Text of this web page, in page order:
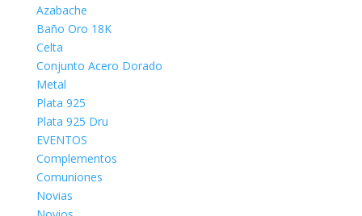
Azabache
Baño Oro 18K
Celta
Conjunto Acero Dorado
Metal
Plata 925
Plata 925 Dru
EVENTOS
Complementos
Comuniones
Novias